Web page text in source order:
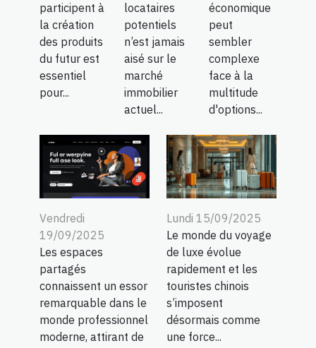
participent à
la création
des produits
du futur est
essentiel
pour...
locataires
potentiels
n’est jamais
aisé sur le
marché
immobilier
actuel...
économique
peut
sembler
complexe
face à la
multitude
d'options...
Vendredi
19/09/2025
Les espaces
partagés
connaissent un essor
remarquable dans le
monde professionnel
moderne, attirant de
Lundi 15/09/2025
Le monde du voyage
de luxe évolue
rapidement et les
touristes chinois
s’imposent
désormais comme
une force...